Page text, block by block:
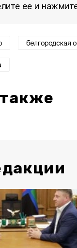
ее и
белгородская